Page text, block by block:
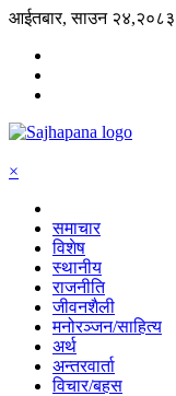
आईतबार, साउन २४,२०८३
×
समाचार
विशेष
स्थानीय
राजनीति
जीवनशैली
मनोरञ्जन/साहित्य
अर्थ
अन्तरवार्ता
विचार/बहस